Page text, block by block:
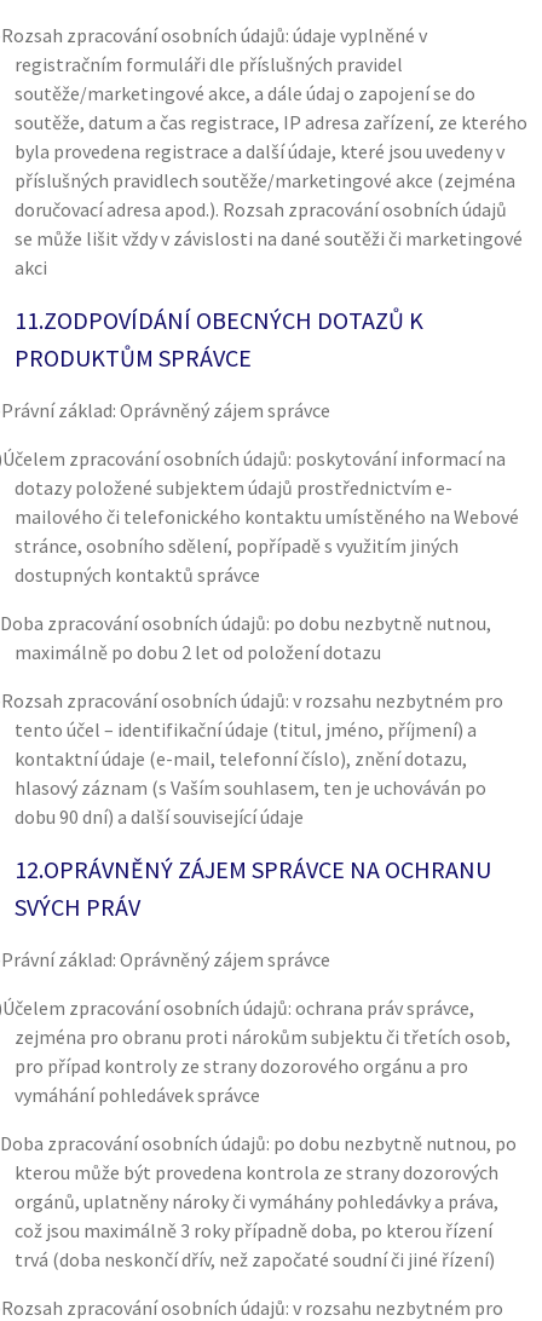
Rozsah zpracování osobních údajů: údaje vyplněné v
registračním formuláři dle příslušných pravidel
soutěže/marketingové akce, a dále údaj o zapojení se do
soutěže, datum a čas registrace, IP adresa zařízení, ze kterého
byla provedena registrace a další údaje, které jsou uvedeny v
příslušných pravidlech soutěže/marketingové akce (zejména
doručovací adresa apod.). Rozsah zpracování osobních údajů
se může lišit vždy v závislosti na dané soutěži či marketingové
akci
11.ZODPOVÍDÁNÍ OBECNÝCH DOTAZŮ K
PRODUKTŮM SPRÁVCE
Právní základ: Oprávněný zájem správce
Účelem zpracování osobních údajů: poskytování informací na
dotazy položené subjektem údajů prostřednictvím e-
mailového či telefonického kontaktu umístěného na Webové
stránce, osobního sdělení, popřípadě s využitím jiných
dostupných kontaktů správce
Doba zpracování osobních údajů: po dobu nezbytně nutnou,
maximálně po dobu 2 let od položení dotazu
Rozsah zpracování osobních údajů: v rozsahu nezbytném pro
tento účel – identifikační údaje (titul, jméno, příjmení) a
kontaktní údaje (e-mail, telefonní číslo), znění dotazu,
hlasový záznam (s Vaším souhlasem, ten je uchováván po
dobu 90 dní) a další související údaje
12.OPRÁVNĚNÝ ZÁJEM SPRÁVCE NA OCHRANU
SVÝCH PRÁV
Právní základ: Oprávněný zájem správce
Účelem zpracování osobních údajů: ochrana práv správce,
zejména pro obranu proti nárokům subjektu či třetích osob,
pro případ kontroly ze strany dozorového orgánu a pro
vymáhání pohledávek správce
Doba zpracování osobních údajů: po dobu nezbytně nutnou, po
kterou může být provedena kontrola ze strany dozorových
orgánů, uplatněny nároky či vymáhány pohledávky a práva,
což jsou maximálně 3 roky případně doba, po kterou řízení
trvá (doba neskončí dřív, než započaté soudní či jiné řízení)
Rozsah zpracování osobních údajů: v rozsahu nezbytném pro